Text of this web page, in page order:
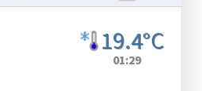
19.4°C
01:29